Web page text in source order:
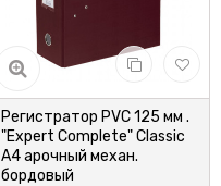
Регистратор PVC 125 мм .
"Expert Complete" Classic
А4 арочный механ.
бордовый